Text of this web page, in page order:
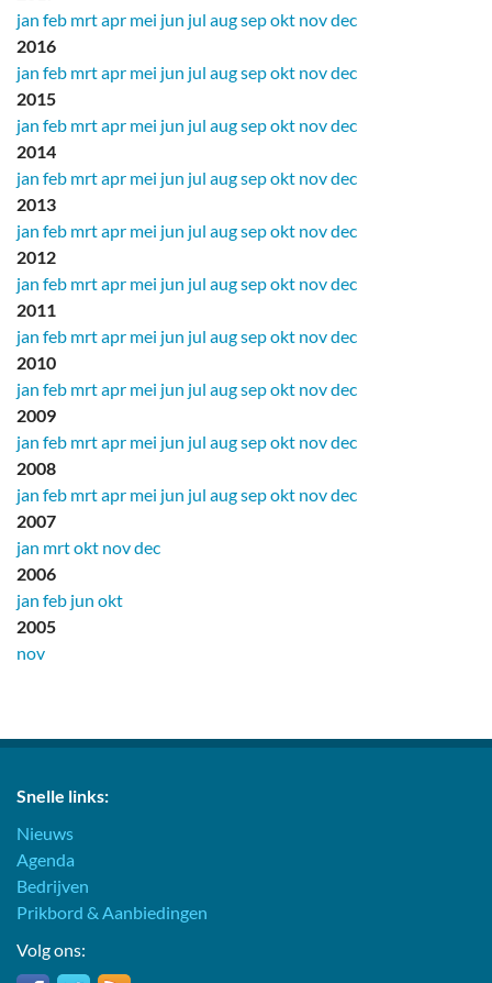
jan feb mrtapr mei jun jul augsepokt novdec
2016
jan feb mrtapr mei jun jul augsepokt novdec
2015
jan feb mrtapr mei jun jul augsepokt novdec
2014
jan feb mrtapr mei jun jul augsepokt novdec
2013
jan feb mrtapr mei jun jul augsepokt novdec
2012
jan feb mrtapr mei jun jul augsepokt novdec
2011
jan feb mrtapr mei jun jul augsepokt novdec
2010
jan feb mrtapr mei jun jul augsepokt novdec
2009
jan feb mrtapr mei jun jul augsepokt novdec
2008
jan feb mrtapr mei jun jul augsepokt novdec
2007
jan mrtokt novdec
2006
jan feb jun okt
2005
nov
Snelle links:
Nieuws
Agenda
Bedrijven
Prikbord & Aanbiedingen
Volg ons: